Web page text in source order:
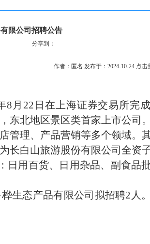
限公司招聘公告
作者：匿名 发布于：2024-10-24 点击
8月22日在上海证券交易所完
东北地区景区类首家上市公司
管理、产品营销等多个领域。
长白山旅游股份有限公司全资
日用百货、日用杂品、副食品
生态产品有限公司 拟招聘2人
分享到：